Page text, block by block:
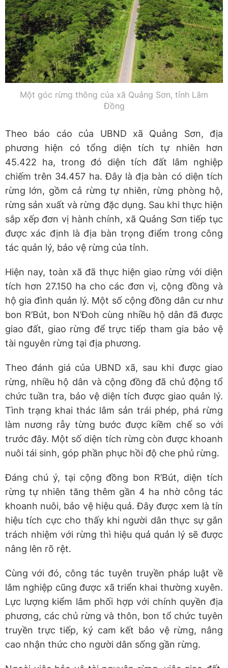
Một góc rừng thông của xã Quảng Sơn, tỉnh Lâm
Đồng
Theo báo cáo của UBND xã Quảng Sơn, địa
phương hiện có tổng diện tích tự nhiên hơn
45.422 ha, trong đó diện tích đất lâm nghiệp
chiếm trên 34.457 ha. Đây là địa bàn có diện tích
rừng lớn, gồm cả rừng tự nhiên, rừng phòng hộ,
rừng sản xuất và rừng đặc dụng. Sau khi thực hiện
sắp xếp đơn vị hành chính, xã Quảng Sơn tiếp tục
được xác định là địa bàn trọng điểm trong công
tác quản lý, bảo vệ rừng của tỉnh.
Hiện nay, toàn xã đã thực hiện giao rừng với diện
tích hơn 27.150 ha cho các đơn vị, cộng đồng và
hộ gia đình quản lý. Một số cộng đồng dân cư như
bon R’Bút, bon N’Đoh cùng nhiều hộ dân đã được
giao đất, giao rừng để trực tiếp tham gia bảo vệ
tài nguyên rừng tại địa phương.
Theo đánh giá của UBND xã, sau khi được giao
rừng, nhiều hộ dân và cộng đồng đã chủ động tổ
chức tuần tra, bảo vệ diện tích được giao quản lý.
Tình trạng khai thác lâm sản trái phép, phá rừng
làm nương rẫy từng bước được kiềm chế so với
trước đây. Một số diện tích rừng còn được khoanh
nuôi tái sinh, góp phần phục hồi độ che phủ rừng.
Đáng chú ý, tại cộng đồng bon R’Bút, diện tích
rừng tự nhiên tăng thêm gần 4 ha nhờ công tác
khoanh nuôi, bảo vệ hiệu quả. Đây được xem là tín
hiệu tích cực cho thấy khi người dân thực sự gắn
trách nhiệm với rừng thì hiệu quả quản lý sẽ được
nâng lên rõ rệt.
Cùng với đó, công tác tuyên truyền pháp luật về
lâm nghiệp cũng được xã triển khai thường xuyên.
Lực lượng kiểm lâm phối hợp với chính quyền địa
phương, các chủ rừng và thôn, bon tổ chức tuyên
truyền trực tiếp, ký cam kết bảo vệ rừng, nâng
cao nhận thức cho người dân sống gần rừng.